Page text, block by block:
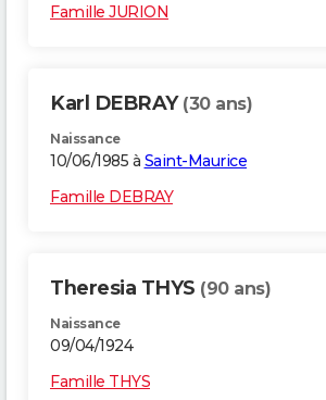
Famille JURION
Karl DEBRAY (30 ans)
Naissance
10/06/1985 à Saint-Maurice
Famille DEBRAY
Theresia THYS (90 ans)
Naissance
09/04/1924
Famille THYS